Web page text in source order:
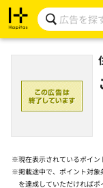
※現在表示されているポイン
※掲載途中で、ポイント対
を達成していただければ